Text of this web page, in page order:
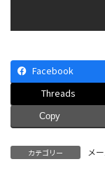
Facebook
Threads
Copy
カテゴリー メ